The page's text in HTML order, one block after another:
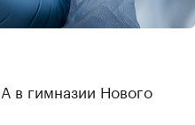
в гимназии Нового